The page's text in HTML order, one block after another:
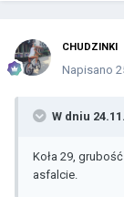
CHUDZINKI
Napisano
W dniu
Koła 29,
asfalcie.